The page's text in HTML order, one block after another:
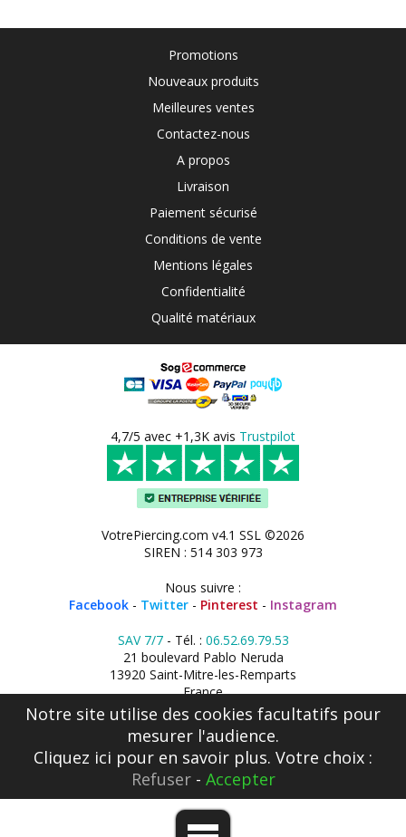
Promotions
Nouveaux produits
Meilleures ventes
Contactez-nous
A propos
Livraison
Paiement sécurisé
Conditions de vente
Mentions légales
Confidentialité
Qualité matériaux
4,7/5 avec +1,3K avis Trustpilot
VotrePiercing.com v4.1 SSL ©2026
SIREN : 514 303 973
Nous suivre :
Facebook - Twitter - Pinterest - Instagram
SAV 7/7- Tél. : 06.52.69.79.53
21 boulevard Pablo Neruda
13920 Saint-Mitre-les-Remparts
France
Notre site utilise des cookies facultatifs pour
mesurer l'audience.
Cliquez ici pour en savoir plus. Votre choix :
Refuser- Accepter